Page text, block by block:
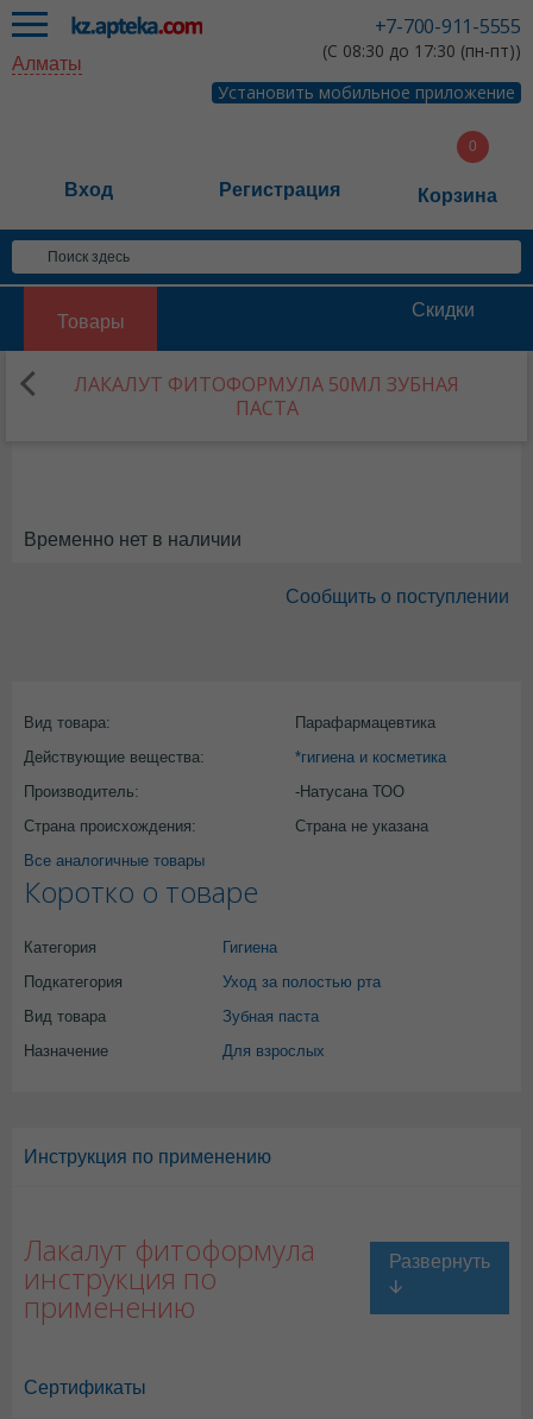
+7-700-911-5555
(С 08:30 до 17:30 (пн-пт))
Установить мобильное приложение
Алматы
Вход Регистрация Корзина
Товары
Скидки
ЛАКАЛУТ ФИТОФОРМУЛА 50МЛ ЗУБНАЯ
ПАСТА
Временно нет в наличии
Сообщить о поступлении
Вид товара:
Парафармацевтика
Действующие вещества:
*гигиена и косметика
Производитель:
-Натусана ТОО
Страна происхождения:
Страна не указана
Все аналогичные товары
Коротко о товаре
Категория
Гигиена
Подкатегория
Уход за полостью рта
Вид товара
Зубная паста
Назначение
Для взрослых
Инструкция по применению
Лакалут фитоформула
инструкция по
применению
Сертификаты